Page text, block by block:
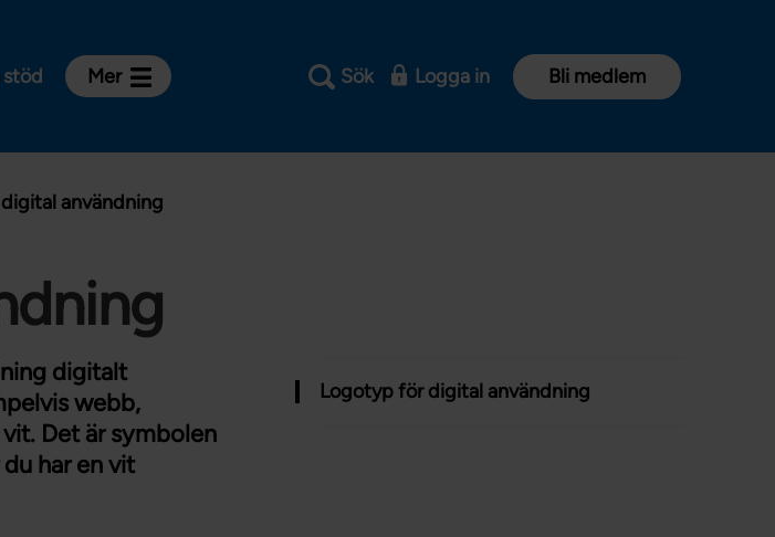
stöd Mer Sök Logga in Bli medlem
användning
Logotyp för digital användning
digitalt
webb,
Det är symbolen
har en vit